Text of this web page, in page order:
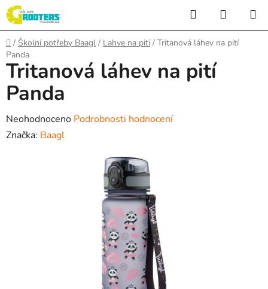
Přejít
na
obsah
Hledat
KOŠÍK
Domů
/ Školní potřeby Baagl / Lahve na pití / Tritanová láhev na pití
Panda
Tritanová láhev na pití
Panda
Průměrné
hodnocení
Neohodnoceno Podrobnosti hodnocení
Značka: Baagl